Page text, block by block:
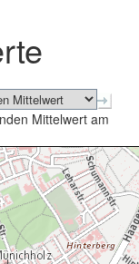
Mittelwert am